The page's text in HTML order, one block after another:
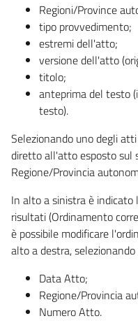
Regioni/Province
tipo provvedimento;
estremi dell'atto;
versione dell'atto
titolo;
anteprima del testo
testo).
Selezionando uno degli
diretto all'atto esposto sul
Regione/Provincia
In alto a sinistra è indicato
risultati (Ordinamento
è possibile modificare
alto a destra,
Data Atto;
Regione/Provincia
Numero Atto.